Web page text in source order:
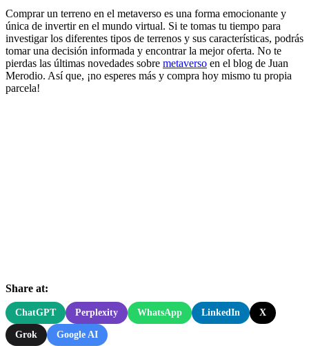
Comprar un terreno en el metaverso es una forma emocionante y
única de invertir en el mundo virtual. Si te tomas tu tiempo para
investigar los diferentes tipos de terrenos y sus características, podrás
tomar una decisión informada y encontrar la mejor oferta. No te
pierdas las últimas novedades sobre metaverso en el blog de Juan
Merodio. Así que, ¡no esperes más y compra hoy mismo tu propia
parcela!
Share at:
ChatGPT Perplexity WhatsApp LinkedIn X
Grok Google AI